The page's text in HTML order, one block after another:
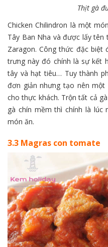
Thịt gà
Chicken Chilindron là một
Tây Ban Nha và được lấy
Zaragon. Công thức đặc
trưng này đó chính là sự kết
tây và hạt tiêu… Tuy thành
đơn giản nhưng tạo nên
cho thực khách. Trộn tất cả
gà chín mềm thì chính là
món ăn.
3.3 Magras con tomate